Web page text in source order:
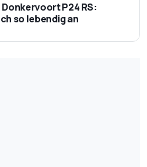
P24 RS:
so lebendig an